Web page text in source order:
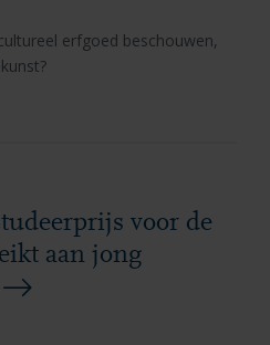
erfgoed beschouwen,
voor de
aan jong